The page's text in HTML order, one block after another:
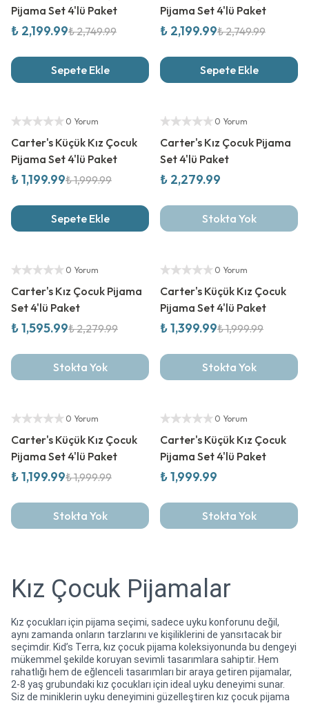
Pijama Set 4'lü Paket
₺ 2,199.99₺ 2,749.99
Sepete Ekle
Pijama Set 4'lü Paket
₺ 2,199.99₺ 2,749.99
Sepete Ekle
Yetkili Satıcı
0 Yorum
Carter's Küçük Kız Çocuk
Pijama Set 4'lü Paket
₺ 1,199.99₺ 1,999.99
Sepete Ekle
0 Yorum
Carter's Kız Çocuk Pijama
Set 4'lü Paket
₺ 2,279.99
Stokta Yok
Yetkili Satıcı
0 Yorum
Carter's Kız Çocuk Pijama
Set 4'lü Paket
₺ 1,595.99₺ 2,279.99
Stokta Yok
Yetkili Satıcı
0 Yorum
Carter's Küçük Kız Çocuk
Pijama Set 4'lü Paket
₺ 1,399.99₺ 1,999.99
Stokta Yok
Yetkili Satıcı
0 Yorum
Carter's Küçük Kız Çocuk
Pijama Set 4'lü Paket
₺ 1,199.99₺ 1,999.99
Stokta Yok
0 Yorum
Carter's Küçük Kız Çocuk
Pijama Set 4'lü Paket
₺ 1,999.99
Stokta Yok
Kız Çocuk Pijamalar
Kız çocukları için pijama seçimi, sadece uyku konforunu değil,
aynı zamanda onların tarzlarını ve kişiliklerini de yansıtacak bir
seçimdir. Kid’s Terra, kız çocuk pijama koleksiyonunda bu dengeyi
mükemmel şekilde koruyan sevimli tasarımlara sahiptir. Hem
rahatlığı hem de eğlenceli tasarımları bir araya getiren pijamalar,
2-8 yaş grubundaki kız çocukları için ideal uyku deneyimi sunar.
Siz de miniklerin uyku deneyimini güzelleştiren kız çocuk pijama